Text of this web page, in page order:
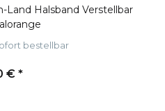
Land Halsband Verstellbar
bestellbar
€ *